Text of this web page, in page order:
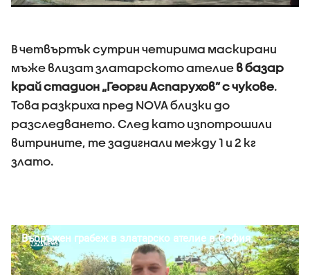
В четвъртък сутрин четирима маскирани
мъже влизат златарското ателие в базар
край стадион „Георги Аспарухов” с чукове.
Това разкриха пред NOVA близки до
разследването. След като изпотрошили
витрините, те задигнали между 1 и 2 кг
злато.